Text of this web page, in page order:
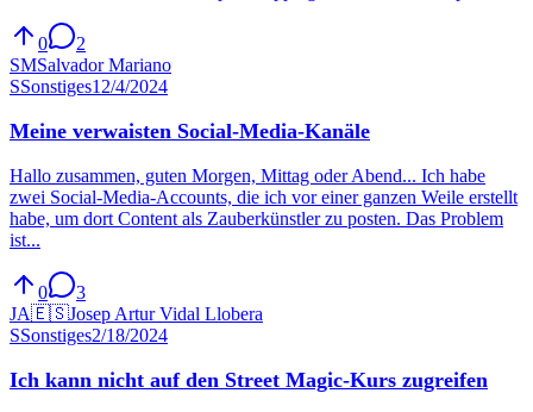
0
2
SMSalvador Mariano
SSonstiges12/4/2024
Meine verwaisten Social-Media-Kanäle
Hallo zusammen, guten Morgen, Mittag oder Abend... Ich habe
zwei Social-Media-Accounts, die ich vor einer ganzen Weile erstellt
habe, um dort Content als Zauberkünstler zu posten. Das Problem
ist...
0
3
JA🇪🇸Josep Artur Vidal Llobera
SSonstiges2/18/2024
Ich kann nicht auf den Street Magic-Kurs zugreifen